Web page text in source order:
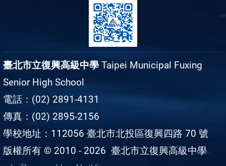
臺北市立復興高級中學 Taipei Municipal Fuxing
Senior High School
電話：(02) 2891-4131
傳真：(02) 2895-2156
學校地址：112056 臺北市北投區復興四路 70 號
版權所有 © 2010 - 2026 臺北市立復興高級中學